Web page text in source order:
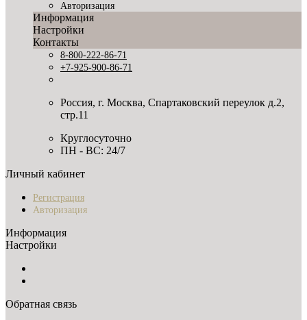
Авторизация
Информация
Настройки
Контакты
8-800-222-86-71
+7-925-900-86-71
Россия, г. Москва, Спартаковский переулок д.2,
стр.11
Круглосуточно
ПН - ВС: 24/7
Личный кабинет
Регистрация
Авторизация
Информация
Настройки
Обратная связь